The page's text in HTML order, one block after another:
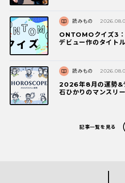
読みもの
ONTOMOクイズ3：
デビュー作のタイト
読みもの
2026年8月の運勢&
石ひかりのマンスリ
記事一覧を見る